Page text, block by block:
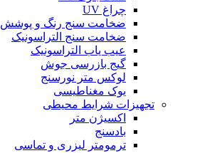
چراغ UV
ضخامت سنج رنگ و پوشش
ضخامت سنج التراسونیک
عیب یاب التراسونیک
گیج بازرسی جوش
لوکس متر نورسنج
یوک مغناطیسی
تجهیزات شرایط محیطی
اکسیژن متر
بادسنج
ترمومتر لیزری و تماسی